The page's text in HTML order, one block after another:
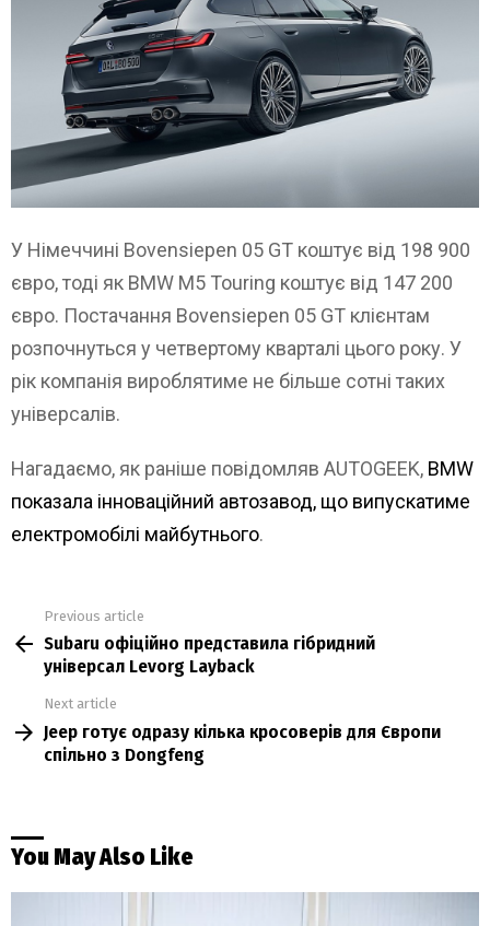
У Німеччині Bovensiepen 05 GT коштує від 198 900
євро, тоді як BMW M5 Touring коштує від 147 200
євро. Постачання Bovensiepen 05 GT клієнтам
розпочнуться у четвертому кварталі цього року. У
рік компанія вироблятиме не більше сотні таких
універсалів.
Нагадаємо, як раніше повідомляв AUTOGEEK, BMW
показала інноваційний автозавод, що випускатиме
електромобілі майбутнього.
more
Previous article
Subaru офіційно представила гібридний
універсал Levorg Layback
Next article
Jeep готує одразу кілька кросоверів для Європи
спільно з Dongfeng
You May Also Like